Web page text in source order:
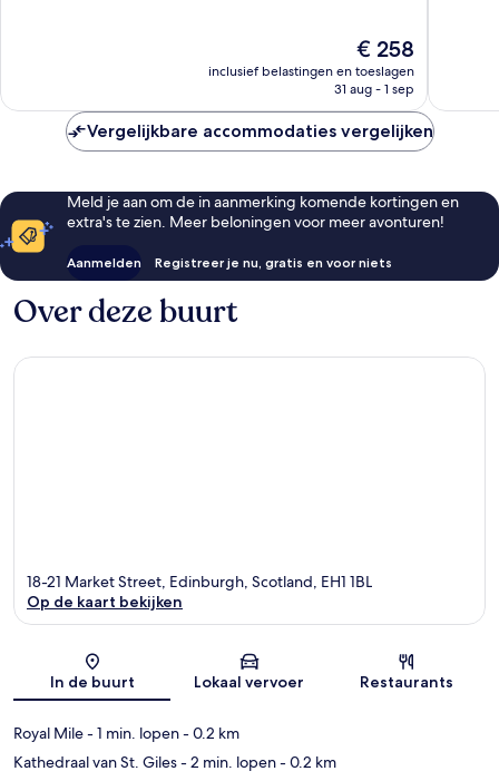
De
prijs
is
€ 258
inclusief belastingen en toeslagen
31 aug - 1 sep
Vergelijkbare accommodaties vergelijken
Meld je aan om de in aanmerking komende kortingen en
extra's te zien. Meer beloningen voor meer avonturen!
Aanmelden Registreer je nu, gratis en voor niets
Over deze buurt
Kaart
18-21 Market Street, Edinburgh, Scotland, EH1 1BL
Op de kaart bekijken
In de buurt Lokaal vervoer Restaurants
Royal Mile- 1 min. lopen- 0.2 km
Kathedraal van St. Giles- 2 min. lopen- 0.2 km